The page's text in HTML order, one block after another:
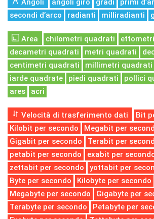
Angoli angoli giro gradi
primi
secondi d’arco
radianti milliradianti
Area chilometri quadrati
decametri quadrati
metri quadrati
centimetri quadrati
millimetri quadrati
iarde quadrate
piedi quadrati pollici
ares
acri
Velocità di trasferimento dati
Bit
Kilobit per secondo
Megabit per
Gigabit per secondo
Terabit per
petabit per secondo
exabit per
zettabit per secondo
yottabit per
Byte per secondo
Kilobyte per secondo
Megabyte per secondo
Gigabyte per
Terabyte per secondo
Petabyte per